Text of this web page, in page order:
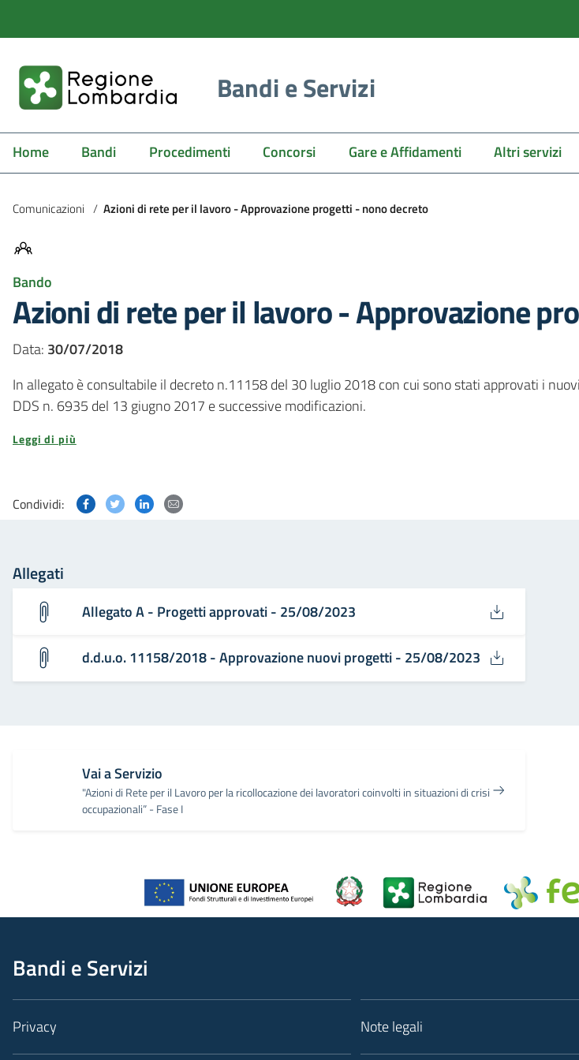
Bandi e Servizi
Home Bandi Procedimenti Concorsi Gare e Affidamenti Altri servizi
Comunicazioni / Azioni di rete per il lavoro - Approvazione progetti - nono decreto
Bando
Azioni di rete per il lavoro - Approvazione
Data: 30/07/2018
In allegato è consultabile il decreto n.11158 del 30 luglio 2018 con cui sono stati approvati i
DDS n. 6935 del 13 giugno 2017 e successive modificazioni.
Leggi di più
Condividi: Condividi questa pagina su Facebook
Condividi questa pagina su Twitter
Condividi questa pagina su Linkedin
Allegati
Allegato A - Progetti approvati - 25/08/2023
d.d.u.o. 11158/2018 - Approvazione nuovi progetti - 25/08/2023
Vai a Servizio
"Azioni di Rete per il Lavoro per la ricollocazione dei lavoratori coinvolti in situazioni di crisi
occupazionali” - Fase I
Bandi e Servizi
Privacy Note legali